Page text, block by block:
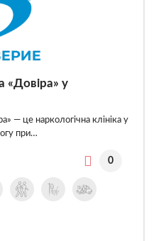
«Довіра» у
— це наркологічна клініка у
при…
0